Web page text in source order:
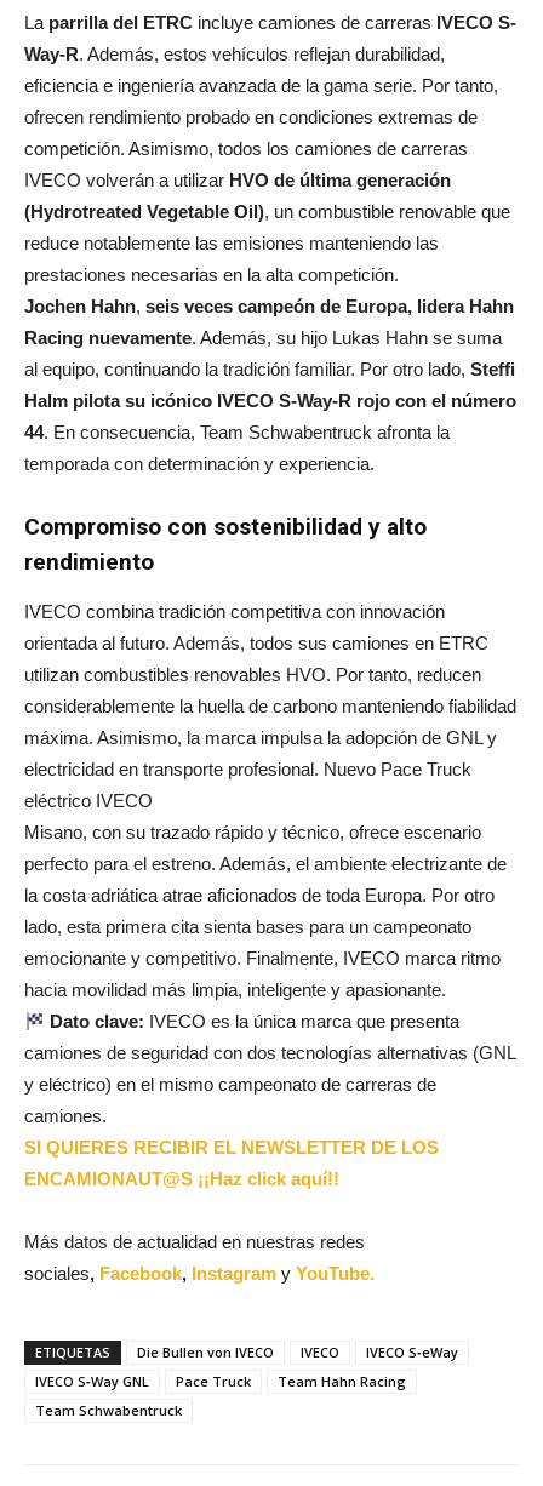
La parrilla del ETRC incluye camiones de carreras IVECO S-
Way-R. Además, estos vehículos reflejan durabilidad,
eficiencia e ingeniería avanzada de la gama serie. Por tanto,
ofrecen rendimiento probado en condiciones extremas de
competición. Asimismo, todos los camiones de carreras
IVECO volverán a utilizar HVO de última generación
(Hydrotreated Vegetable Oil), un combustible renovable que
reduce notablemente las emisiones manteniendo las
prestaciones necesarias en la alta competición.
Jochen Hahn, seis veces campeón de Europa, lidera Hahn
Racing nuevamente. Además, su hijo Lukas Hahn se suma
al equipo, continuando la tradición familiar. Por otro lado, Steffi
Halm pilota su icónico IVECO S-Way-R rojo con el número
44. En consecuencia, Team Schwabentruck afronta la
temporada con determinación y experiencia.
Compromiso con sostenibilidad y alto
rendimiento
IVECO combina tradición competitiva con innovación
orientada al futuro. Además, todos sus camiones en ETRC
utilizan combustibles renovables HVO. Por tanto, reducen
considerablemente la huella de carbono manteniendo fiabilidad
máxima. Asimismo, la marca impulsa la adopción de GNL y
electricidad en transporte profesional. Nuevo Pace Truck
eléctrico IVECO
Misano, con su trazado rápido y técnico, ofrece escenario
perfecto para el estreno. Además, el ambiente electrizante de
la costa adriática atrae aficionados de toda Europa. Por otro
lado, esta primera cita sienta bases para un campeonato
emocionante y competitivo. Finalmente, IVECO marca ritmo
hacia movilidad más limpia, inteligente y apasionante.
Dato clave: IVECO es la única marca que presenta
camiones de seguridad con dos tecnologías alternativas (GNL
y eléctrico) en el mismo campeonato de carreras de
camiones.
SI QUIERES RECIBIR EL NEWSLETTER DE LOS
ENCAMIONAUT@S ¡¡Haz click aquí!!
Más datos de actualidad en nuestras redes
sociales, Facebook, Instagram y YouTube.
ETIQUETAS Die Bullen von IVECO IVECO
IVECO S‑eWay
IVECO S‑Way GNL
Pace Truck
Team Hahn Racing
Team Schwabentruck